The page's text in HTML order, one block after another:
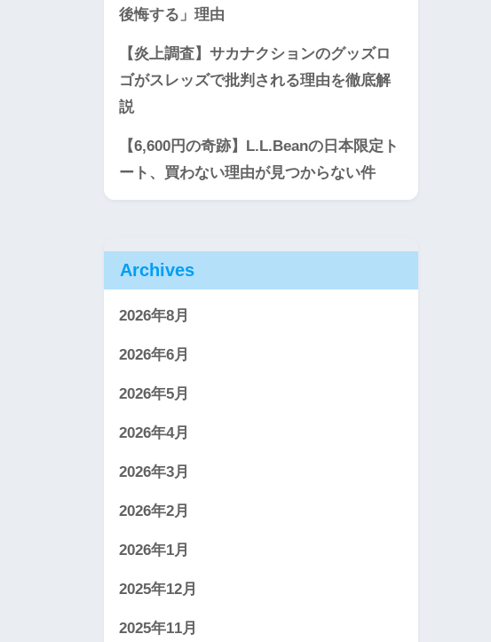
後悔する」理由
【炎上調査】サカナクションのグッズロ
ゴがスレッズで批判される理由を徹底解
説
【6,600円の奇跡】L.L.Beanの日本限定ト
ート、買わない理由が見つからない件
Archives
2026年8月
2026年6月
2026年5月
2026年4月
2026年3月
2026年2月
2026年1月
2025年12月
2025年11月